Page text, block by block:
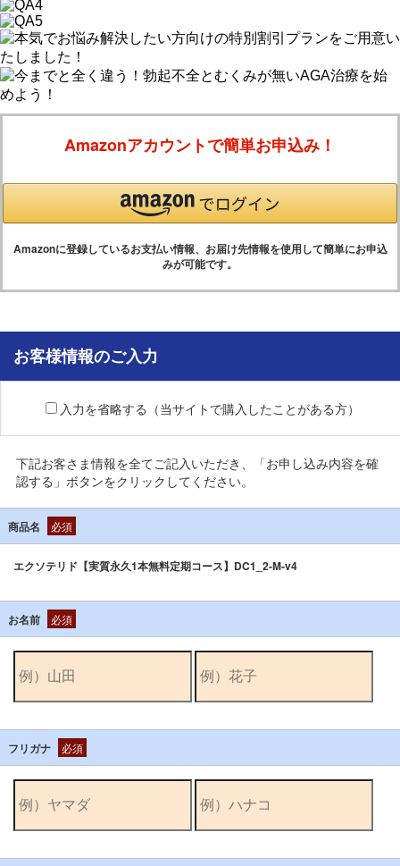
Amazonアカウントで簡単お申込み！
Amazonに登録しているお支払い情報、お届け先情報を使用して簡単にお申込
みが可能です。
お客様情報のご入力
入力を省略する（当サイトで購入したことがある方）
下記お客さま情報を全てご記入いただき、「お申し込み内容を確
認する」ボタンをクリックしてください。
商品名 必須
エクソテリド【実質永久1本無料定期コース】DC1_2-M-v4
お名前 必須
フリガナ 必須